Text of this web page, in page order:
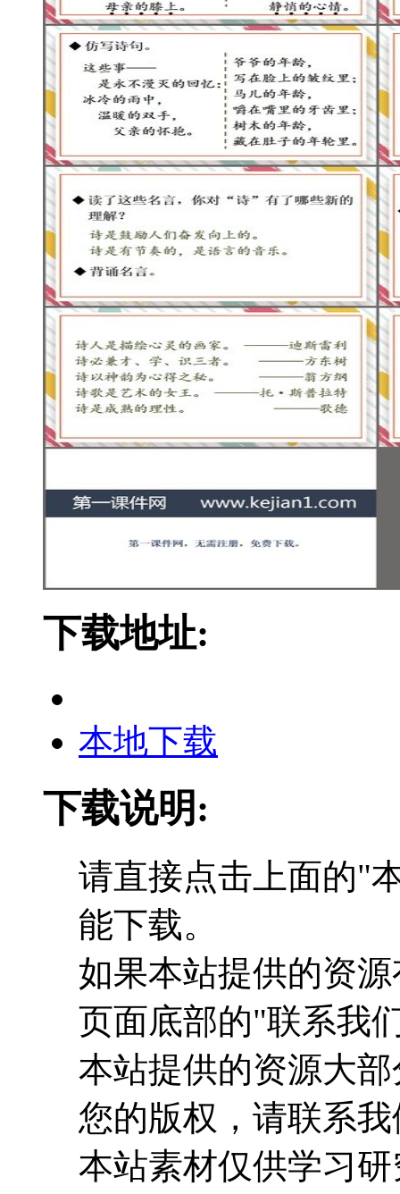
下载地址:
本地下载
下载说明:
请直接点击上面的"
能下载。
如果本站提供的资
页面底部的"联系我
本站提供的资源大
您的版权，请联系
本站素材仅供学习